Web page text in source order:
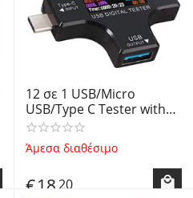
12 σε 1 USB/Micro
USB/Type C Tester with
Color Display 3.6V-30V -
Δοκιμαστικό Τάσης,
Ρεύματος,
Χωρητικότητας, Ισχύος
με Έγχρωμες Ενδείξεις
Άμεσα διαθέσιμο
€18 20